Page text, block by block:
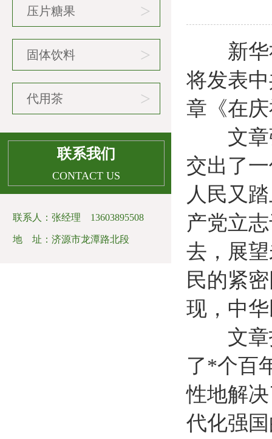
压片糖果 >
固体饮料 >
代用茶 >
联系我们
CONTACT US
联系人：张经理 13603895508
地 址：济源市龙潭路北段
新华社
将发表
章《在
文章强
交出了
人民又
产党立
去，展
民的紧
现，中
文章指
了*个百
性地解
代化强